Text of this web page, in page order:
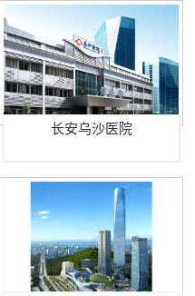
长安乌沙医院